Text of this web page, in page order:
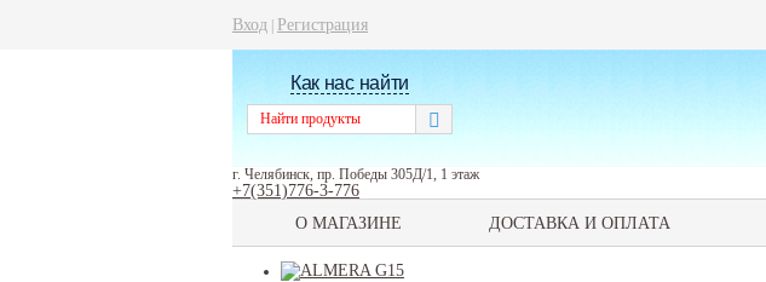
Вход Регистрация
Как нас найти
г. Челябинск, пр. Победы 305Д/1, 1 этаж
+7(351)776-3-776
О МАГАЗИНЕ
ДОСТАВКА И ОПЛАТА